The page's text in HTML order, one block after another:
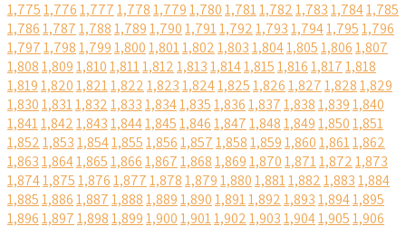
1,7751,7761,7771,7781,7791,7801,7811,7821,7831,7841,785
1,7861,7871,7881,7891,7901,7911,7921,7931,7941,7951,796
1,7971,7981,7991,8001,8011,8021,8031,8041,8051,8061,807
1,8081,8091,8101,8111,8121,8131,8141,8151,8161,8171,818
1,8191,8201,8211,8221,8231,8241,8251,8261,8271,8281,829
1,8301,8311,8321,8331,8341,8351,8361,8371,8381,8391,840
1,8411,8421,8431,8441,8451,8461,8471,8481,8491,8501,851
1,8521,8531,8541,8551,8561,8571,8581,8591,8601,8611,862
1,8631,8641,8651,8661,8671,8681,8691,8701,8711,8721,873
1,8741,8751,8761,8771,8781,8791,8801,8811,8821,8831,884
1,8851,8861,8871,8881,8891,8901,8911,8921,8931,8941,895
1,8961,8971,8981,8991,9001,9011,9021,9031,9041,9051,906